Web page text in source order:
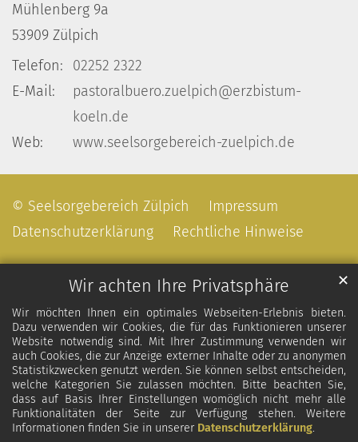
Wir achten Ihre Privatsphäre
Wir möchten Ihnen ein optimales Webseiten-Erlebnis bieten.
Dazu verwenden wir Cookies, die für das Funktionieren unserer
Website notwendig sind. Mit Ihrer Zustimmung verwenden wir
auch Cookies, die zur Anzeige externer Inhalte oder zu anonymen
Statistikzwecken genutzt werden. Sie können selbst entscheiden,
welche Kategorien Sie zulassen möchten. Bitte beachten Sie,
dass auf Basis Ihrer Einstellungen womöglich nicht mehr alle
Funktionalitäten der Seite zur Verfügung stehen. Weitere
Informationen finden Sie in unserer Datenschutzerklärung.
✕
Mühlenberg 9a
53909 Zülpich
Telefon:
02252 2322
E-Mail:
pastoralbuero.zuelpich@erzbistum-
koeln.de
Web:
www.seelsorgebereich-zuelpich.de
© Seelsorgebereich Zülpich
Impressum
Datenschutzerklärung
Rechtliche Hinweise